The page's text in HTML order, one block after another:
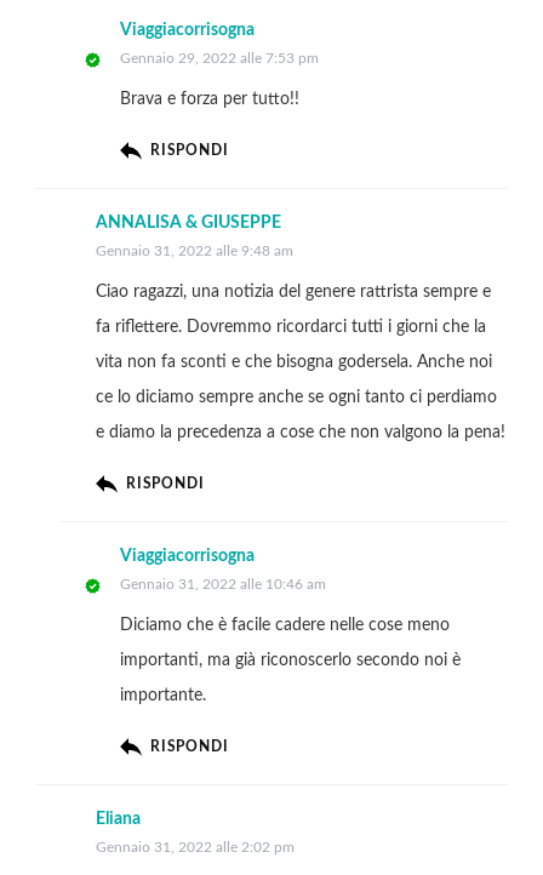
Viaggiacorrisogna
Gennaio 29, 2022 alle 7:53 pm
Brava e forza per tutto!!
RISPONDI
ANNALISA & GIUSEPPE
Gennaio 31, 2022 alle 9:48 am
Ciao ragazzi, una notizia del genere rattrista sempre e
fa riflettere. Dovremmo ricordarci tutti i giorni che la
vita non fa sconti e che bisogna godersela. Anche noi
ce lo diciamo sempre anche se ogni tanto ci perdiamo
e diamo la precedenza a cose che non valgono la pena!
RISPONDI
Viaggiacorrisogna
Gennaio 31, 2022 alle 10:46 am
Diciamo che è facile cadere nelle cose meno
importanti, ma già riconoscerlo secondo noi è
importante.
RISPONDI
Eliana
Gennaio 31, 2022 alle 2:02 pm